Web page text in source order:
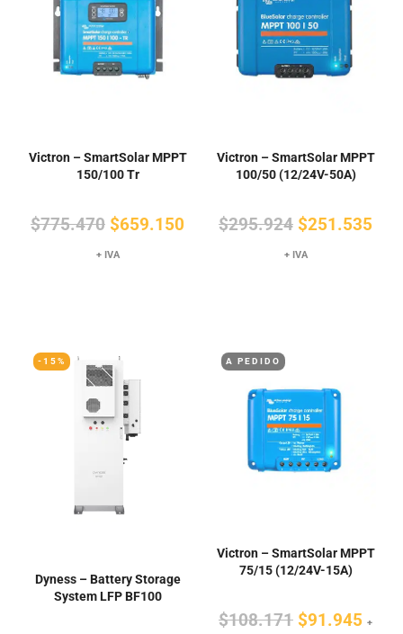
Victron – SmartSolar MPPT
150/100 Tr
$775.470 El
precio
$659.150
+ IVA
Victron – SmartSolar MPPT
100/50 (12/24V-50A)
$295.924 El
precio
$251.535
+ IVA
-15%
Dyness – Battery Storage
System LFP BF100
A PEDIDO
Victron – SmartSolar MPPT
75/15 (12/24V-15A)
$108.171 El
$91.945 El
+